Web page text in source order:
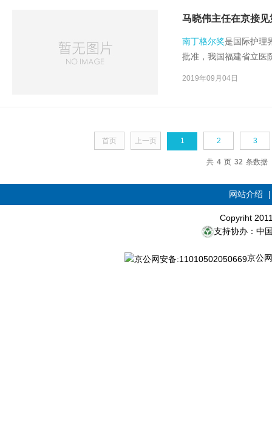
马晓伟主任在京接见
南丁格尔奖是国际护理
批准，我国福建省立医
2019年09月04日
首页 上一页 1 2 3
共 4 页 32 条数据
网站介绍
Copyriht
支持协办：中
京公